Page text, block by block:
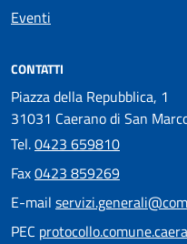
Eventi
CONTATTI
Piazza della Repubblica, 1
31031 Caerano di San
Tel.0423 659810
Fax0423 859269
E-mail
PEC